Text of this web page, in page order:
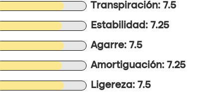
Transpiración: 7.5
Estabilidad: 7.25
Agarre: 7.5
Amortiguación: 7.25
Ligereza: 7.5